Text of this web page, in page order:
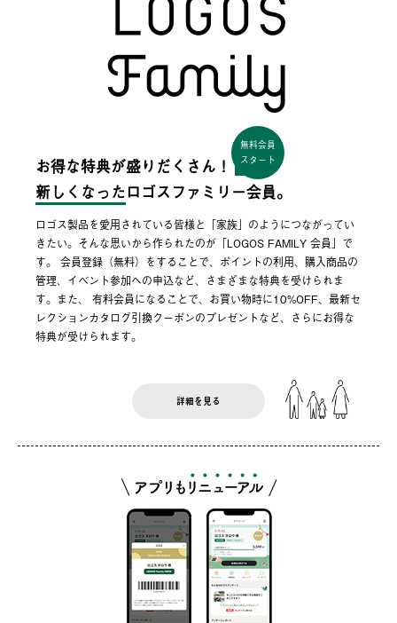
お得な特典が盛りだくさん！
無料会員
スタート
新しくなった ロゴスファミリー会員。
ロゴス製品を愛用されている皆様と「家族」のようにつながってい
きたい。そんな思いから作られたのが「LOGOS FAMILY 会員」で
す。 会員登録（無料）をすることで、ポイントの利用、購入商品の
管理、イベント参加への申込など、さまざまな特典を受けられま
す。また、 有料会員になることで、お買い物時に10%OFF、最新セ
レクションカタログ引換クーポンのプレゼントなど、さらにお得な
特典が受けられます。
詳細を見る